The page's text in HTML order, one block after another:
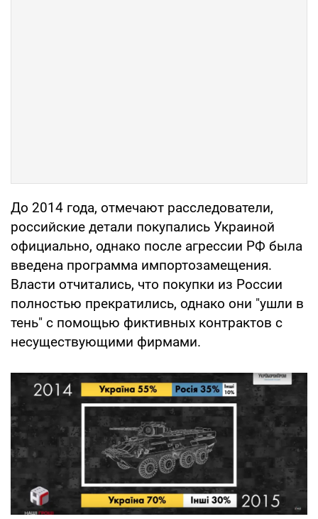
До 2014 года, отмечают расследователи,
российские детали покупались Украиной
официально, однако после агрессии РФ была
введена программа импортозамещения.
Власти отчитались, что покупки из России
полностью прекратились, однако они "ушли в
тень" с помощью фиктивных контрактов с
несуществующими фирмами.